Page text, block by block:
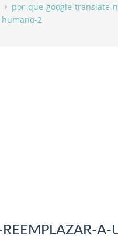
por-que-google-translate-
humano-2